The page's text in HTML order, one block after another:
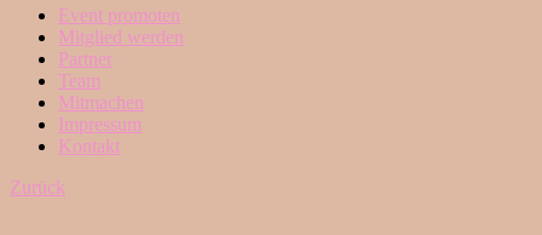
Event promoten
Mitglied werden
Partner
Team
Mitmachen
Impressum
Kontakt
Zurück